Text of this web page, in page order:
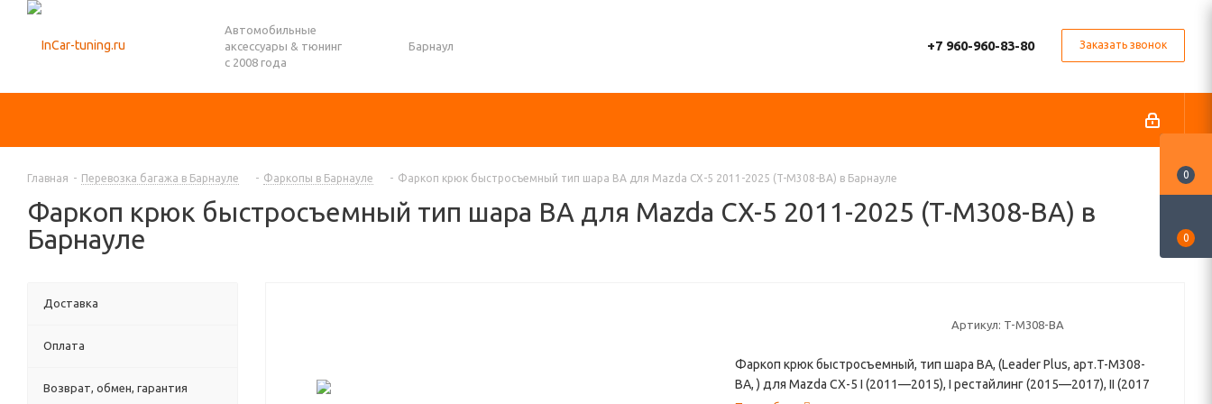
Автомобильные
аксессуары & тюнинг
с 2008 года
Барнаул +7 960-960-83-80 Заказать звонок
Главная - Перевозка багажа в Барнауле - Фаркопы в Барнауле - Фаркоп крюк быстросъемный тип шара BA для Mazda CX-5 2011-2025 (T-M308-BA) в Барнауле
Фаркоп крюк быстросъемный тип шара BA для Mazda CX-5 2011-2025 (T-M308-BA) в
Барнауле
Артикул: T-M308-BA
Фаркоп крюк быстросъемный, тип шара BA, (Leader Plus, арт.T-M308-
BA, ) для Mazda CX-5 I (2011—2015), I рестайлинг (2015—2017), II (2017
Доставка
Оплата
Возврат, обмен, гарантия
0
0